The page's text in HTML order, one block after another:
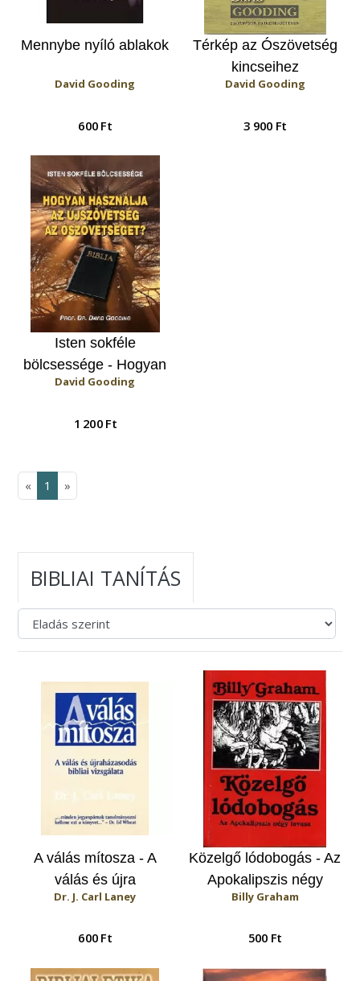
Mennybe nyíló ablakok
David Gooding
600 Ft
Térkép az Ószövetség
kincseihez
David Gooding
3 900 Ft
Isten sokféle
bölcsessége - Hogyan
használja az
Ószövetséget?
David Gooding
1 200 Ft
« 1 »
BIBLIAI TANÍTÁS
A válás mítosza - A
válás és újra
házasodás bibliai
Dr. J. Carl Laney
600 Ft
Közelgő lódobogás - Az
Apokalipszis négy
lovasa
Billy Graham
500 Ft